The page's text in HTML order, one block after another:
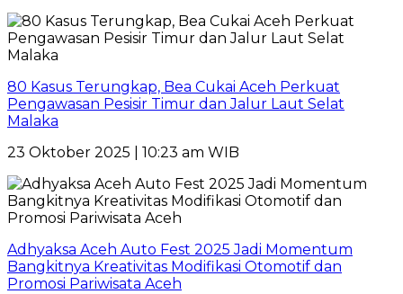
80 Kasus Terungkap, Bea Cukai Aceh Perkuat
Pengawasan Pesisir Timur dan Jalur Laut Selat
Malaka
23 Oktober 2025 | 10:23 am WIB
Adhyaksa Aceh Auto Fest 2025 Jadi Momentum
Bangkitnya Kreativitas Modifikasi Otomotif dan
Promosi Pariwisata Aceh